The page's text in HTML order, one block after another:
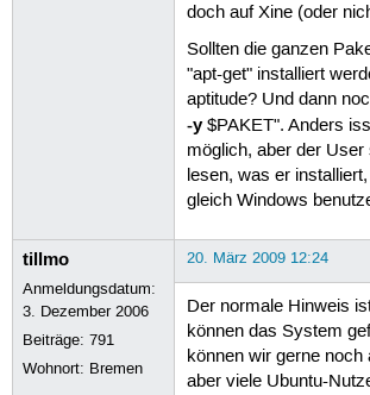
doch auf Xine (oder
Sollten die ganzen
"apt-get" installiert
aptitude? Und dann
-y$PAKET". Anders
möglich, aber der User
lesen, was er
gleich Windows
tillmo
Anmeldungsdatum:
3. Dezember 2006
Beiträge:791
Wohnort: Bremen
20. März 2009 12:24
Der normale Hinweis
können das System
können wir gerne noch
aber viele Ubuntu-